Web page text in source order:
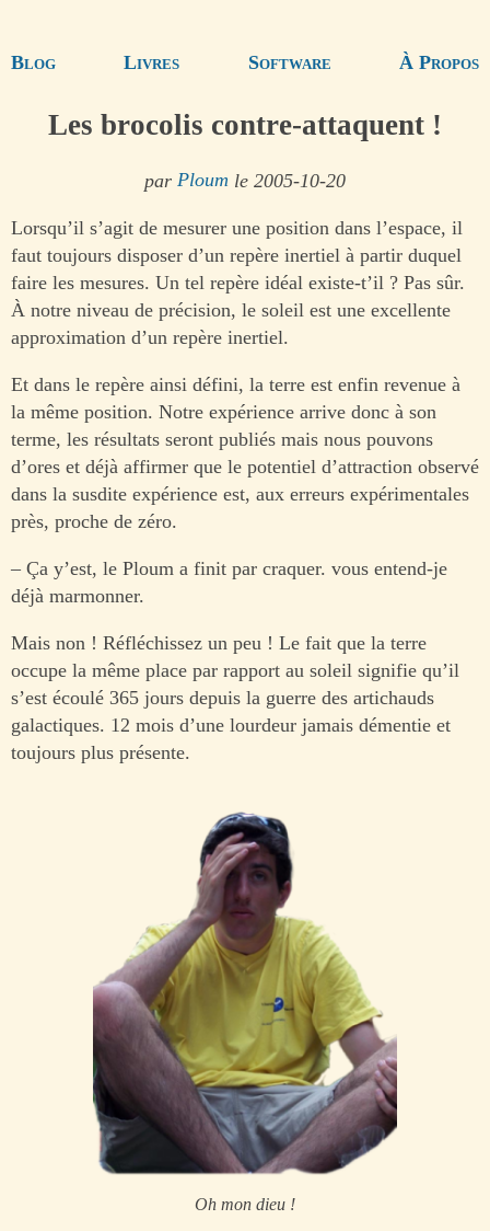
Blog Livres Software À Propos
Les brocolis contre-attaquent !
par Ploum le 2005-10-20
Lorsqu’il s’agit de mesurer une position dans l’espace, il
faut toujours disposer d’un repère inertiel à partir duquel
faire les mesures. Un tel repère idéal existe-t’il ? Pas sûr.
À notre niveau de précision, le soleil est une excellente
approximation d’un repère inertiel.
Et dans le repère ainsi défini, la terre est enfin revenue à
la même position. Notre expérience arrive donc à son
terme, les résultats seront publiés mais nous pouvons
d’ores et déjà affirmer que le potentiel d’attraction observé
dans la susdite expérience est, aux erreurs expérimentales
près, proche de zéro.
– Ça y’est, le Ploum a finit par craquer. vous entend-je
déjà marmonner.
Mais non ! Réfléchissez un peu ! Le fait que la terre
occupe la même place par rapport au soleil signifie qu’il
s’est écoulé 365 jours depuis la guerre des artichauds
galactiques. 12 mois d’une lourdeur jamais démentie et
toujours plus présente.
Oh mon dieu !